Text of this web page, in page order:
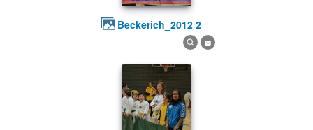
beckerich_2012 2